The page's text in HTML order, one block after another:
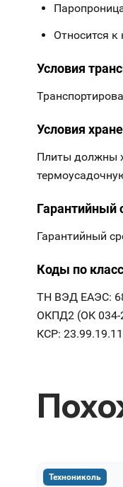
Относится
Условия
Условия
Плиты должны
Гарантийный
Гарантийный
Коды по
ТН ВЭД ЕАЭС:
ОКПД2 (ОК 034-
КСР:
Технониколь